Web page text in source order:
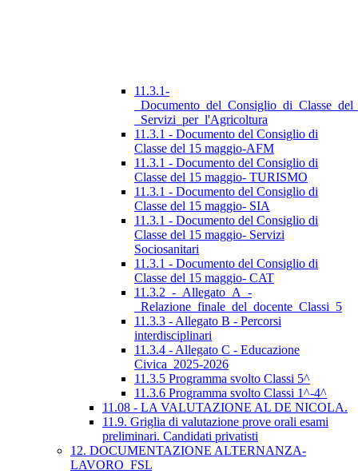
11.3.1-
_Servizi_per_l'Agricoltura
11.3.1 - Documento del Consiglio di
Classe del 15 maggio-AFM
11.3.1 - Documento del Consiglio di
Classe del 15 maggio- TURISMO
11.3.1 - Documento del Consiglio di
Classe del 15 maggio- SIA
11.3.1 - Documento del Consiglio di
Classe del 15 maggio- Servizi
Sociosanitari
11.3.1 - Documento del Consiglio di
Classe del 15 maggio- CAT
11.3.2_-_Allegato_A_-
_Relazione_finale_del_docente_Classi_5
11.3.3 - Allegato B - Percorsi
interdisciplinari
11.3.4 - Allegato C - Educazione
Civica_2025-2026
11.3.5 Programma svolto Classi 5^
11.3.6 Programma svolto Classi 1^-4^
11.08 - LA VALUTAZIONE AL DE NICOLA.
11.9. Griglia di valutazione prove orali esami
preliminari. Candidati privatisti
12. DOCUMENTAZIONE ALTERNANZA-
LAVORO_FSL